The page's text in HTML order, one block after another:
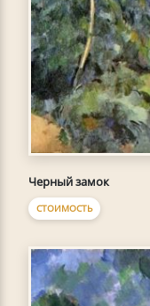
Черный замок
СТОИМОСТЬ